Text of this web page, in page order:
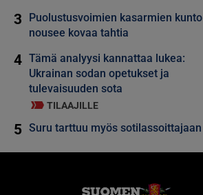
3
Puolustusvoimien kasarmien kunto
nousee kovaa tahtia
4 Tämä analyysi kannattaa lukea:
Ukrainan sodan opetukset ja
tulevaisuuden sota
TILAAJILLE
5 Suru tarttuu myös sotilassoittajaan